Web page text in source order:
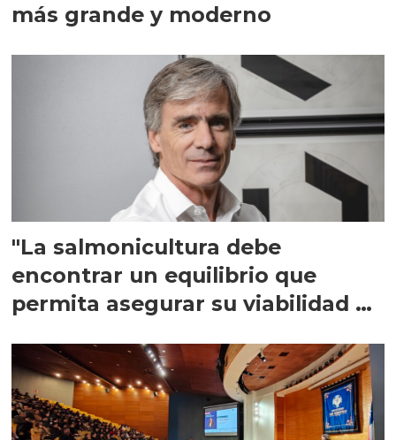
más grande y moderno
"La salmonicultura debe
encontrar un equilibrio que
permita asegurar su viabilidad de